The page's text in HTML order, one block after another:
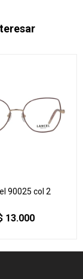
90025 col 2
13.000